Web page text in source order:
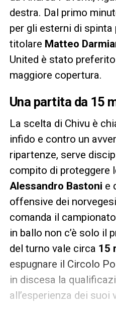
destra. Dal primo
per gli esterni di spinta
titolare Matteo
United è stato
maggiore copertura.
Una partita da 15
La scelta di Chivu è
infido e contro un
ripartenze, serve
compito di proteggere
Alessandro Bastoni e
offensive dei
comanda il
in ballo non c’è solo il
del turno vale circa 15
espugnare il Circolo
in discesa la
all’esperienza dei suoi